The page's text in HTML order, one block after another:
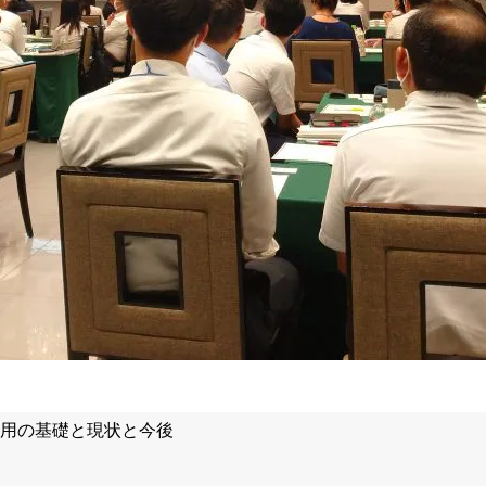
の基礎と現状と今後